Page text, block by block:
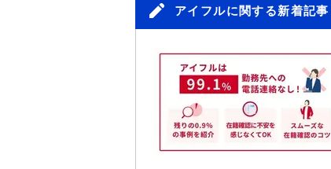
アイフルに関する新着記事